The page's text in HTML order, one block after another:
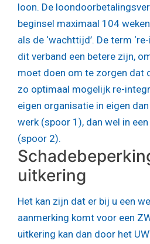
loon. De
beginsel maximaal 104
als de ‘wachttijd’. De term
dit verband een betere zijn,
moet doen om te zorgen dat
zo optimaal mogelijk re-
eigen organisatie in eigen
werk (spoor 1), dan wel in
(spoor 2).
uitkering
Het kan zijn dat er bij u een
aanmerking komt voor een
uitkering kan dan door het